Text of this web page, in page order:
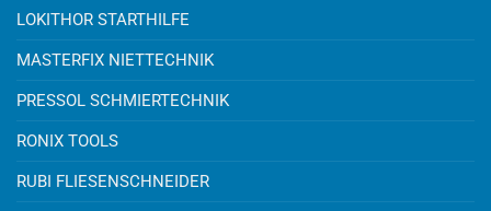
LOKITHOR STARTHILFE
MASTERFIX NIETTECHNIK
PRESSOL SCHMIERTECHNIK
RONIX TOOLS
RUBI FLIESENSCHNEIDER